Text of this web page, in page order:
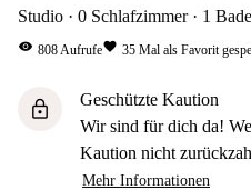
Studio 0 Schlafzimmer 1
visibility 808Aufrufefavorite 35 Mal als Favorit
lock
Geschützte Kaution
Wir sind für dich da!
Kaution nicht
Mehr Informationen